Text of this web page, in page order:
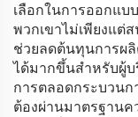
เลือกในการออกแบ
พวกเขาไม่เพียงแต่
ช่วยลดต้นทุนการผ
ได้มากขึ้นสำหรับผู้
การตลอดกระบวน
ต้องผ่านมาตรฐาน